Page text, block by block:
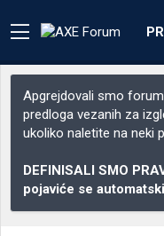
Apgrejdovali smo
predloga vezanih za
ukoliko naletite na neki
DEFINISALI SMO
pojaviće se